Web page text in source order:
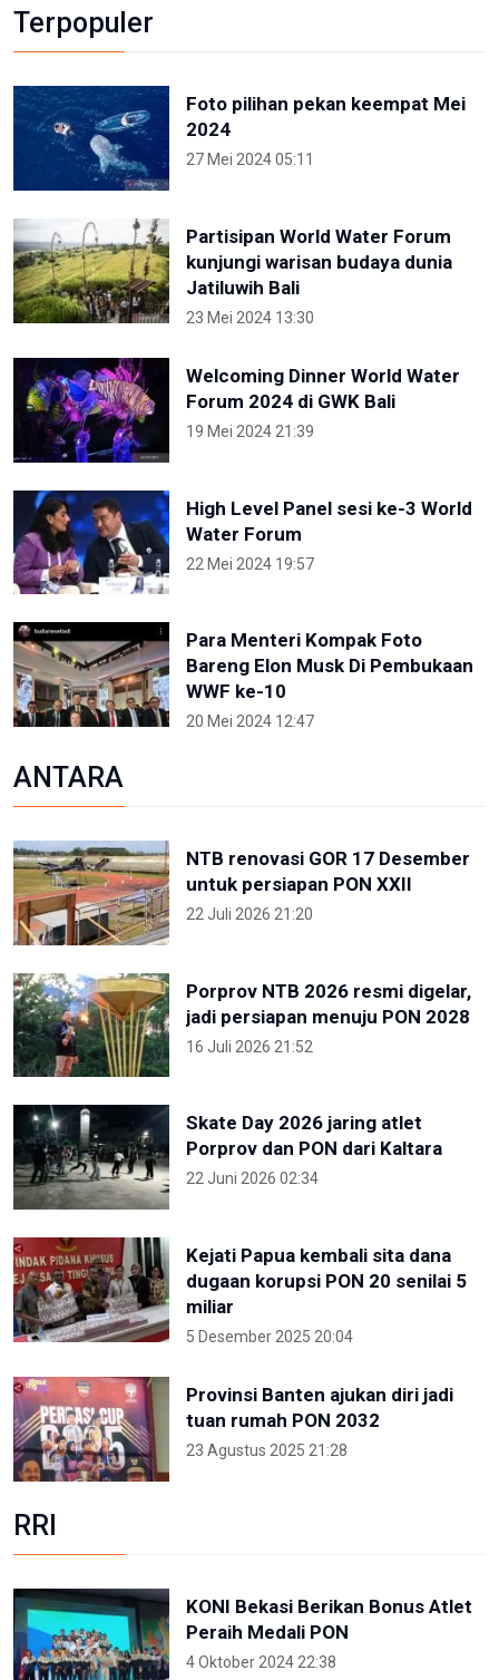
Terpopuler
Foto pilihan pekan keempat Mei
2024
27 Mei 2024 05:11
Partisipan World Water Forum
kunjungi warisan budaya dunia
Jatiluwih Bali
23 Mei 2024 13:30
Welcoming Dinner World Water
Forum 2024 di GWK Bali
19 Mei 2024 21:39
High Level Panel sesi ke-3 World
Water Forum
22 Mei 2024 19:57
Para Menteri Kompak Foto
Bareng Elon Musk Di Pembukaan
WWF ke-10
20 Mei 2024 12:47
ANTARA
NTB renovasi GOR 17 Desember
untuk persiapan PON XXII
22 Juli 2026 21:20
Porprov NTB 2026 resmi digelar,
jadi persiapan menuju PON 2028
16 Juli 2026 21:52
Skate Day 2026 jaring atlet
Porprov dan PON dari Kaltara
22 Juni 2026 02:34
Kejati Papua kembali sita dana
dugaan korupsi PON 20 senilai 5
miliar
5 Desember 2025 20:04
Provinsi Banten ajukan diri jadi
tuan rumah PON 2032
23 Agustus 2025 21:28
RRI
KONI Bekasi Berikan Bonus Atlet
Peraih Medali PON
4 Oktober 2024 22:38